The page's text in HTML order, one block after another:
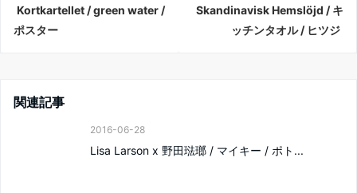
Kortkartellet / green water /
ポスター
Skandinavisk Hemslöjd / キ
ッチンタオル / ヒツジ
関連記事
2016-06-28
Lisa Larson x 野田琺瑯 / マイキー / ポト...